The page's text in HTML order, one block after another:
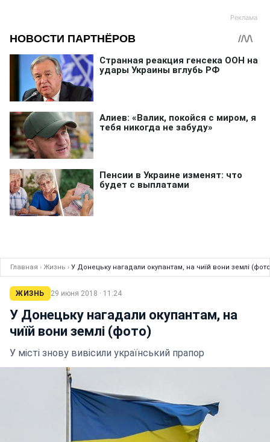
Главная › Жизнь › У Донецьку нагадали окупантам, на чиїй вони землі
ЖИЗНЬ 29 июня 2018 · 11:24
У Донецьку нагадали окупантам, на
чиїй вони землі (фото)
У місті знову вивісили український прапор